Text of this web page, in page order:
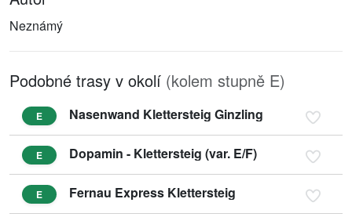
Neznámý
Podobné trasy v okolí (kolem stupně E)
E Nasenwand Klettersteig Ginzling
E Dopamin - Klettersteig (var. E/F)
E Fernau Express Klettersteig